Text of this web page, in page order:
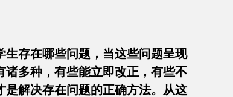
存在哪些问题，当这些问题呈现
多种，有些能立即改正，有些不
解决存在问题的正确方法。从这